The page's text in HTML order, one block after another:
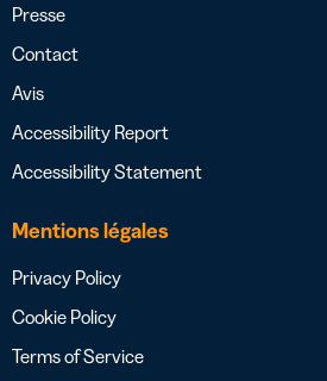
Presse
Contact
Avis
Accessibility Report
Accessibility Statement
Mentions légales
Privacy Policy
Cookie Policy
Terms of Service